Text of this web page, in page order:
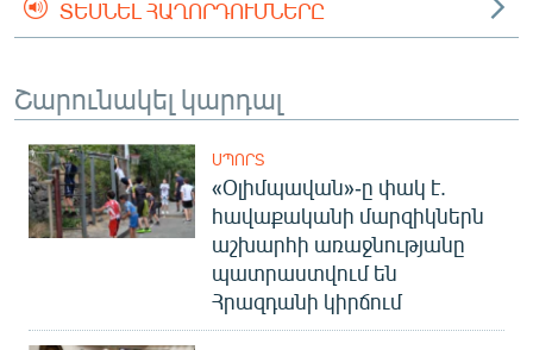
ՏԵՍՆԵԼ ՀԱՂՈՐԴՈՒՄՆԵՐԸ
Շարունակել կարդալ
ՍՊՈՐՏ
«Օլիմպավան»-ը փակ է.
հավաքականի մարզիկներն
աշխարհի առաջնությանը
պատրաստվում են
Հրազդանի կիրճում